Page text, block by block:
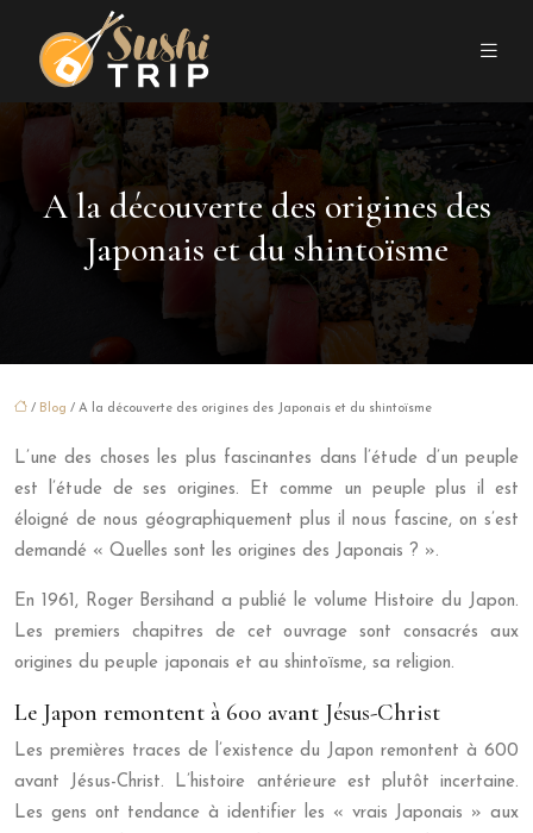
A la découverte des origines des
Japonais et du shintoïsme
/ Blog / A la découverte des origines des Japonais et du shintoïsme
L’une des choses les plus fascinantes dans l’étude d’un peuple
est l’étude de ses origines. Et comme un peuple plus il est
éloigné de nous géographiquement plus il nous fascine, on s’est
demandé « Quelles sont les origines des Japonais ? ».
En 1961, Roger Bersihand a publié le volume Histoire du Japon.
Les premiers chapitres de cet ouvrage sont consacrés aux
origines du peuple japonais et au shintoïsme, sa religion.
Le Japon remontent à 600 avant Jésus-Christ
Les premières traces de l’existence du Japon remontent à 600
avant Jésus-Christ. L’histoire antérieure est plutôt incertaine.
Les gens ont tendance à identifier les « vrais Japonais » aux